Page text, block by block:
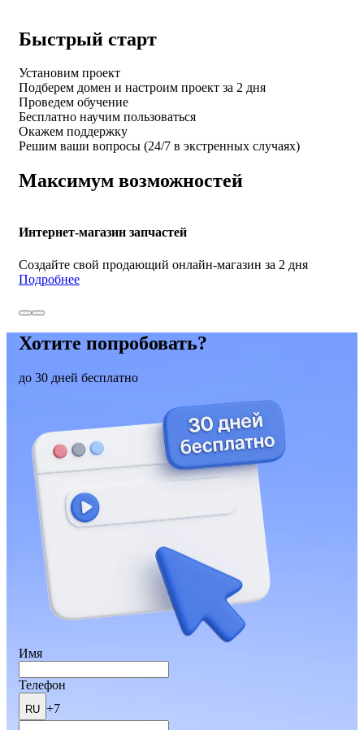
Быстрый старт
Установим проект
Подберем домен и настроим проект за 2 дня
Проведем обучение
Бесплатно научим пользоваться
Окажем поддержку
Решим ваши вопросы (24/7 в экстренных случаях)
Максимум возможностей
Интернет-магазин запчастей
Создайте свой продающий онлайн-магазин за 2 дня
Подробнее
Хотите попробовать?
до 30 дней бесплатно
Имя
Телефон
RU +7